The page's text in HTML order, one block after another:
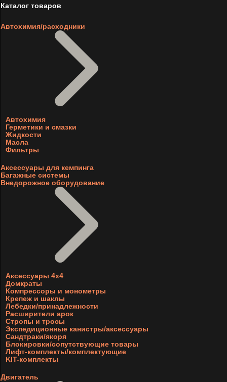
Каталог товаров
Автохимия/расходники
Автохимия
Герметики и смазки
Жидкости
Масла
Фильтры
Аксессуары для кемпинга
Багажные системы
Внедорожное оборудование
Аксессуары 4х4
Домкраты
Компрессоры и монометры
Крепеж и шаклы
Лебедки/принадлежности
Расширители арок
Стропы и тросы
Экспедиционные канистры/аксессуары
Сандтраки/якоря
Блокировки/сопутствующие товары
Лифт-комплекты/комплектующие
KIT-комплекты
Двигатель